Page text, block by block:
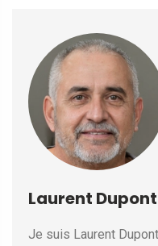
Laurent Dupont
Je suis Laurent